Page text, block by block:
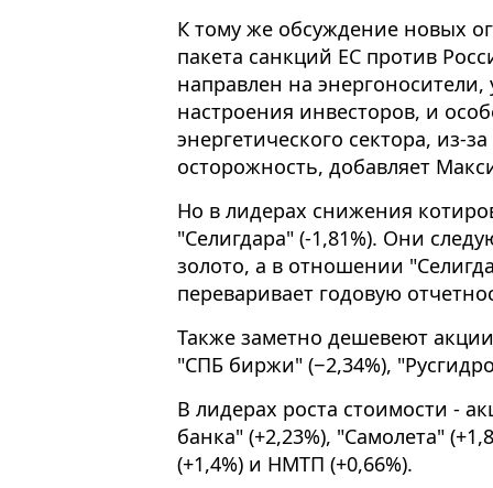
К тому же обсуждение новых
пакета санкций ЕС против
направлен на
настроения инвесторов, и
энергетического сектора, из-
осторожность, добавляет
Но в лидерах снижения
"Селигдара" (-1,81%). Они
золото, а в отношении
переваривает годовую
Также заметно дешевеют
"СПБ биржи" (−2,34%),
В лидерах роста стоимости -
банка" (+2,23%), "Самолета"
(+1,4%) и НМТП (+0,66%).